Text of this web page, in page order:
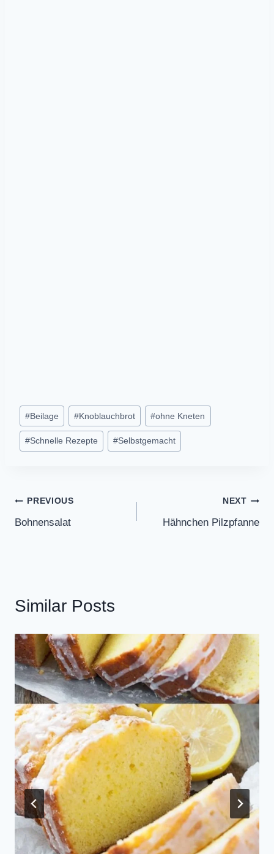
Post
Tags:
#Beilage #Knoblauchbrot #ohne Kneten
#Schnelle Rezepte #Selbstgemacht
Post
navigation
PREVIOUS
Bohnensalat
NEXT
Hähnchen Pilzpfanne
Similar Posts